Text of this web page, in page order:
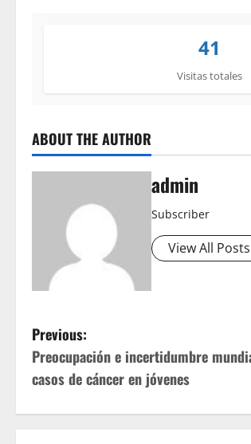
41
Visitas totales
ABOUT THE AUTHOR
admin
Subscriber
View All Posts
P
o
s
Previous:
Preocupación e incertidumbre
casos de cáncer en jóvenes